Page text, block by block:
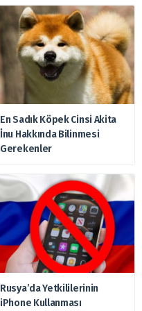
En Sadık Köpek Cinsi Akita
İnu Hakkında Bilinmesi
Gerekenler
Rusya’da Yetkililerinin
iPhone Kullanması